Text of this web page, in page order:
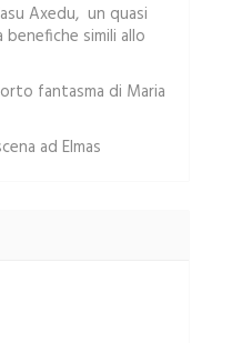
Axedu, un quasi
simili allo
fantasma di Maria
ad Elmas